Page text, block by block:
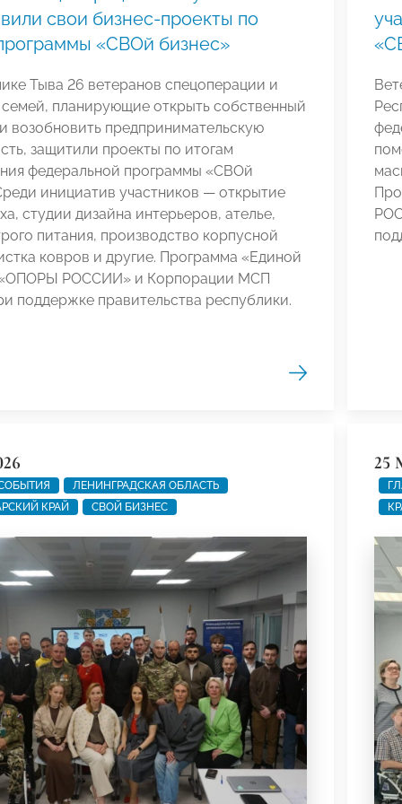
свои бизнес-проекты по
«СВОй бизнес»
Тыва 26 ветеранов спецоперации и
семей, планирующие открыть собственный
возобновить предпринимательскую
защитили проекты по итогам
федеральной программы «СВОй
инициатив участников — открытие
студии дизайна интерьеров, ателье,
питания, производство корпусной
ковров и другие. Программа «Единой
РОССИИ» и Корпорации МСП
поддержке правительства республики.
ЛЕНИНГРАДСКАЯ ОБЛАСТЬ
КРАЙ
СВОЙ БИЗНЕС
25